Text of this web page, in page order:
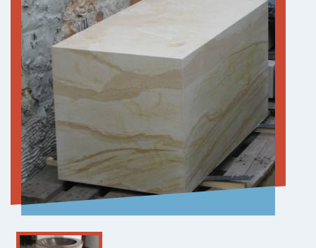
INFO
GEMEINDEBÜRO
0351 421 33 13
st-antonius
@selige-maertyrer-dresden.de